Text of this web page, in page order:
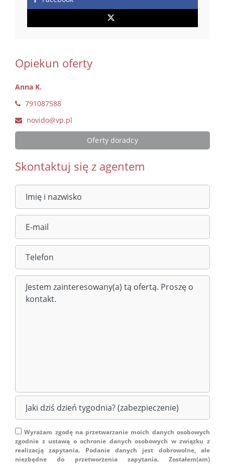
Opiekun oferty
Anna K.
791087588
novido@vp.pl
Oferty doradcy
Skontaktuj się z agentem
Wyrażam zgodę na przetwarzanie moich danych osobowych
zgodnie z ustawą o ochronie danych osobowych w związku z
realizacją zapytania. Podanie danych jest dobrowolne, ale
niezbędne do przetworzenia zapytania. Zostałem(am)